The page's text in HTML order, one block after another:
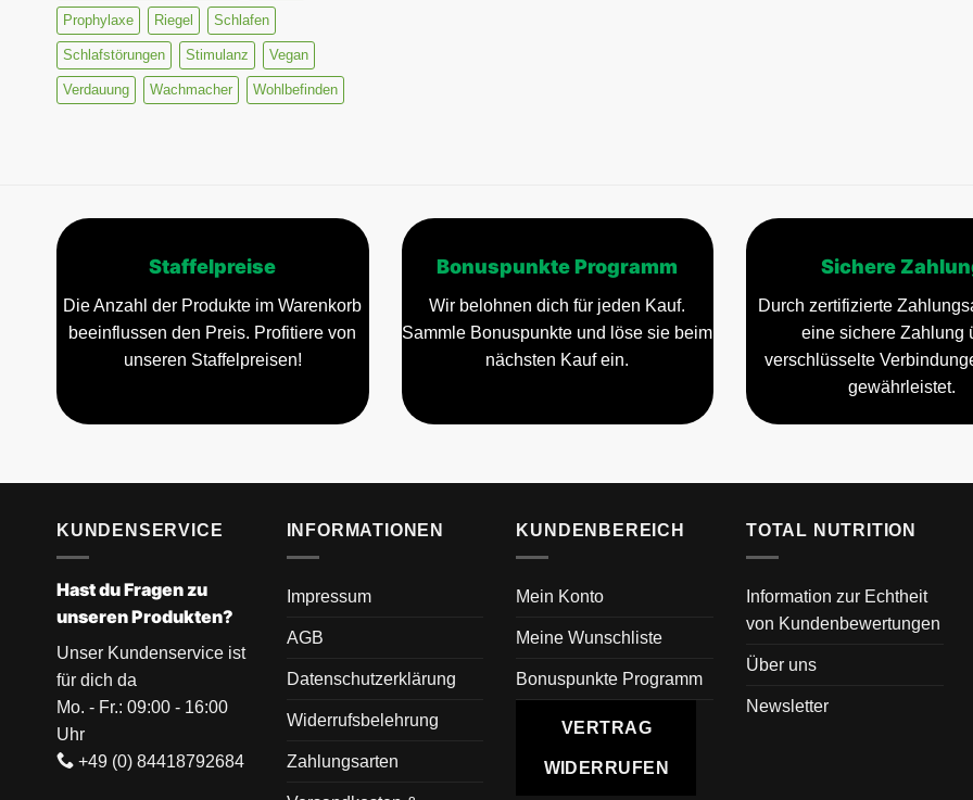
Prophylaxe Riegel Schlafen
Schlafstörungen Stimulanz Vegan
Verdauung Wachmacher Wohlbefinden
Staffelpreise
Die Anzahl der Produkte im Warenkorb
beeinflussen den Preis. Profitiere von
unseren Staffelpreisen!
Bonuspunkte Programm
Wir belohnen dich für jeden Kauf.
Sammle Bonuspunkte und löse sie beim
nächsten Kauf ein.
Sichere
Durch zertifizierte
eine sichere Zahlung
verschlüsselte
gewährleistet.
KUNDENSERVICE
Hast du Fragen zu
unseren Produkten?
Unser Kundenservice ist
für dich da
Mo. - Fr.: 09:00 - 16:00
Uhr
+49 (0) 84418792684
INFORMATIONEN
Impressum
AGB
Datenschutzerklärung
Widerrufsbelehrung
Zahlungsarten
KUNDENBEREICH
Mein Konto
Meine Wunschliste
Bonuspunkte Programm
VERTRAG
WIDERRUFEN
TOTAL NUTRITION
Information zur Echtheit
von Kundenbewertungen
Über uns
Newsletter